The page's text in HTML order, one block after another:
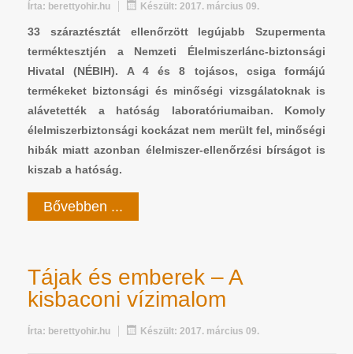
Írta: berettyohir.hu Készült: 2017. március 09.
33 száraztésztát ellenőrzött legújabb Szupermenta
terméktesztjén a Nemzeti Élelmiszerlánc-biztonsági
Hivatal (NÉBIH). A 4 és 8 tojásos, csiga formájú
termékeket biztonsági és minőségi vizsgálatoknak is
alávetették a hatóság laboratóriumaiban. Komoly
élelmiszerbiztonsági kockázat nem merült fel, minőségi
hibák miatt azonban élelmiszer-ellenőrzési bírságot is
kiszab a hatóság.
Bővebben ...
Tájak és emberek – A
kisbaconi vízimalom
Írta: berettyohir.hu Készült: 2017. március 09.